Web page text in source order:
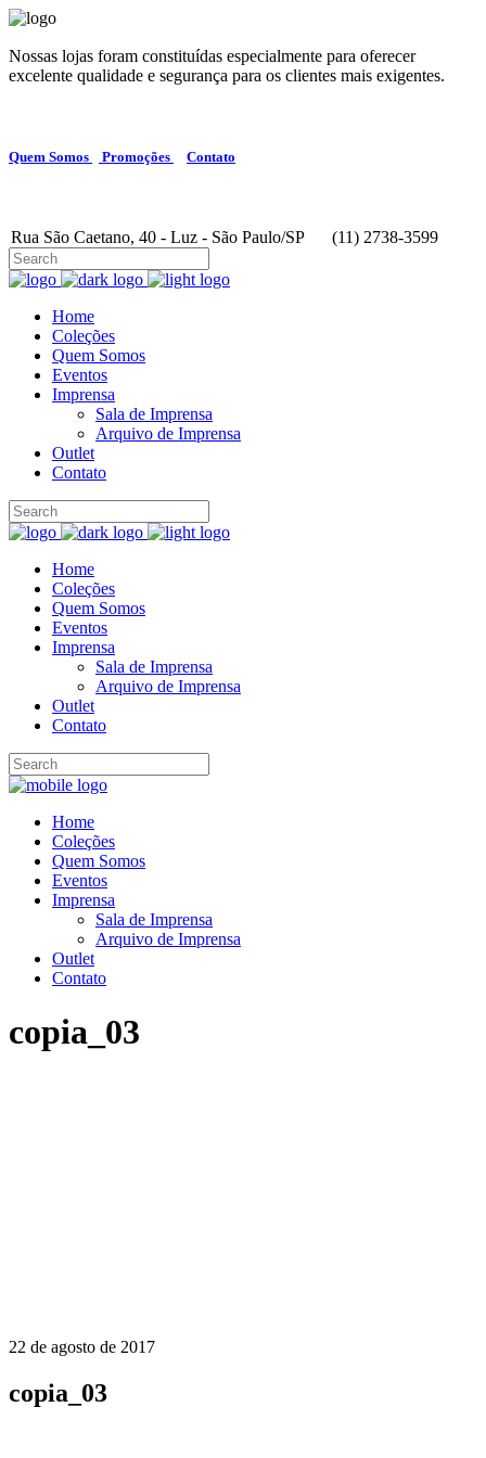
Nossas lojas foram constituídas especialmente para oferecer
excelente qualidade e segurança para os clientes mais exigentes.
Quem Somos Promoções Contato
Rua São Caetano, 40 - Luz - São Paulo/SP (11) 2738-3599
Home
Coleções
Quem Somos
Eventos
Imprensa
Sala de Imprensa
Arquivo de Imprensa
Outlet
Contato
Home
Coleções
Quem Somos
Eventos
Imprensa
Sala de Imprensa
Arquivo de Imprensa
Outlet
Contato
Home
Coleções
Quem Somos
Eventos
Imprensa
Sala de Imprensa
Arquivo de Imprensa
Outlet
Contato
copia_03
22 de agosto de 2017
copia_03